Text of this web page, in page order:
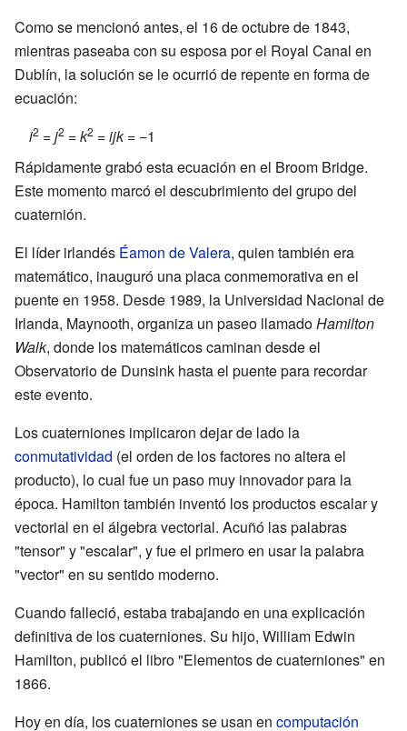
Como se mencionó antes, el 16 de octubre de 1843,
mientras paseaba con su esposa por el Royal Canal en
Dublín, la solución se le ocurrió de repente en forma de
ecuación:
i2 =j2 =k2 =ijk= −1
Rápidamente grabó esta ecuación en el Broom Bridge.
Este momento marcó el descubrimiento del grupo del
cuaternión.
El líder irlandés Éamon de Valera, quien también era
matemático, inauguró una placa conmemorativa en el
puente en 1958. Desde 1989, la Universidad Nacional de
Irlanda, Maynooth, organiza un paseo llamadoHamilton
Walk, donde los matemáticos caminan desde el
Observatorio de Dunsink hasta el puente para recordar
este evento.
Los cuaterniones implicaron dejar de lado la
conmutatividad (el orden de los factores no altera el
producto), lo cual fue un paso muy innovador para la
época. Hamilton también inventó los productos escalar y
vectorial en el álgebra vectorial. Acuñó las palabras
"tensor" y "escalar", y fue el primero en usar la palabra
"vector" en su sentido moderno.
Cuando falleció, estaba trabajando en una explicación
definitiva de los cuaterniones. Su hijo, William Edwin
Hamilton, publicó el libro "Elementos de cuaterniones" en
1866.
Hoy en día, los cuaterniones se usan en computación